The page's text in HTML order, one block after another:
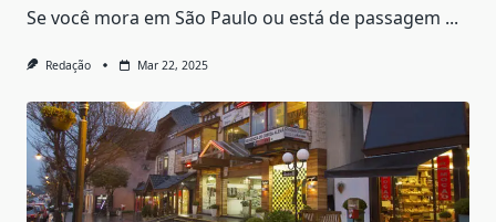
Se você mora em São Paulo ou está de passagem ...
Redação Mar 22, 2025